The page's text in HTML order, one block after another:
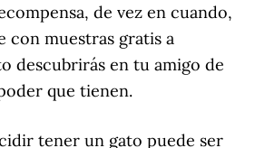
de vez en cuando,
con muestras gratis a
descubrirás en tu amigo de
que tienen.
tener un gato puede ser